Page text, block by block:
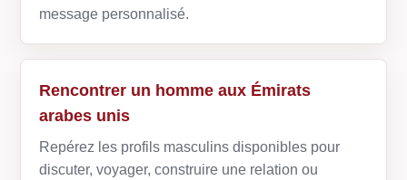
message personnalisé.
Rencontrer un homme aux Émirats
arabes unis
Repérez les profils masculins disponibles pour
discuter, voyager, construire une relation ou